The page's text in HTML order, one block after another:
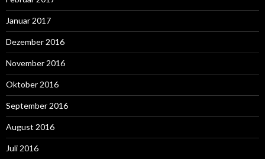
Januar 2017
Dezember 2016
November 2016
Oktober 2016
September 2016
August 2016
Juli 2016